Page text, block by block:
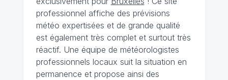
professionnel affiche des prévisions
météo expertisées et de grande qualité
est également très complet et surtout très
réactif. Une équipe de météorologistes
professionnels locaux suit la situation en
permanence et propose ainsi des